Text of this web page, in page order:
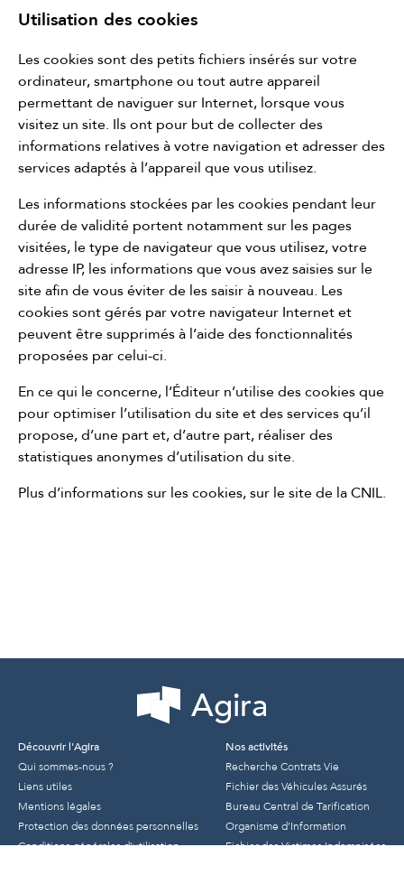
Utilisation des cookies
Les cookies sont des petits fichiers insérés sur votre
ordinateur, smartphone ou tout autre appareil
permettant de naviguer sur Internet, lorsque vous
visitez un site. Ils ont pour but de collecter des
informations relatives à votre navigation et adresser des
services adaptés à l’appareil que vous utilisez.
Les informations stockées par les cookies pendant leur
durée de validité portent notamment sur les pages
visitées, le type de navigateur que vous utilisez, votre
adresse IP, les informations que vous avez saisies sur le
site afin de vous éviter de les saisir à nouveau. Les
cookies sont gérés par votre navigateur Internet et
peuvent être supprimés à l’aide des fonctionnalités
proposées par celui-ci.
En ce qui le concerne, l’Éditeur n’utilise des cookies que
pour optimiser l’utilisation du site et des services qu’il
propose, d’une part et, d’autre part, réaliser des
statistiques anonymes d’utilisation du site.
Plus d’informations sur les cookies, sur le site de la CNIL.
Agira
Découvrir l'Agira
Qui sommes-nous ?
Liens utiles
Mentions légales
Protection des données personnelles
Conditions générales d’utilisation
Nos activités
Recherche Contrats Vie
Fichier des Véhicules Assurés
Bureau Central de Tarification
Organisme d’Information
Fichier des Victimes Indemnisées